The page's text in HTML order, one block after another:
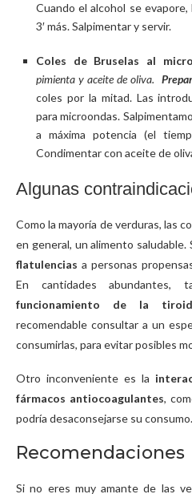
Cuando el alcohol se
3′ más. Salpimentar y servir.
Coles de Bruselas al
pimienta y aceite de oliva.
coles por la mitad. Las
para microondas.
a máxima potencia (el
Condimentar con aceite de
Algunas
Como la mayoría de verduras, las
en general, un alimento
flatulencias a personas
En cantidades abundantes,
funcionamiento de la
recomendable consultar a un
consumirlas, para evitar posibles
Otro inconveniente es la
fármacos antiocoagulantes,
podría desaconsejarse su consumo.
Recomendaciones
Si no eres muy amante de las